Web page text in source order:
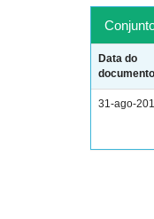
Data do
documento
31-ago-